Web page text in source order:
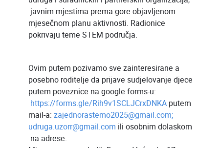
javnim mjestima prema gore objavljenom
mjesečnom planu aktivnosti. Radionice
pokrivaju teme STEM područja.
Ovim putem pozivamo sve zainteresirane a
posebno roditelje da prijave sudjelovanje djece
putem poveznice na google forms-u:
https://forms.gle/Rih9v1SCLJCrxDNKA putem
mail-a: zajednorastemo2025@gmail.com;
udruga.uzorr@gmail.com ili osobnim dolaskom
na adrese: